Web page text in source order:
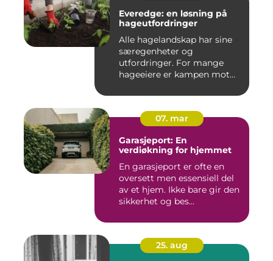
Everedge: en løsning på
hageutfordringer
Alle hagelandskap har sine
særegenheter og
utfordringer. For mange
hageeiere er kampen mot
07. mar
Garasjeport: En
verdiøkning for hjemmet
En garasjeport er ofte en
oversett men essensiell del
av et hjem. Ikke bare gir den
sikkerhet og bes...
25. aug